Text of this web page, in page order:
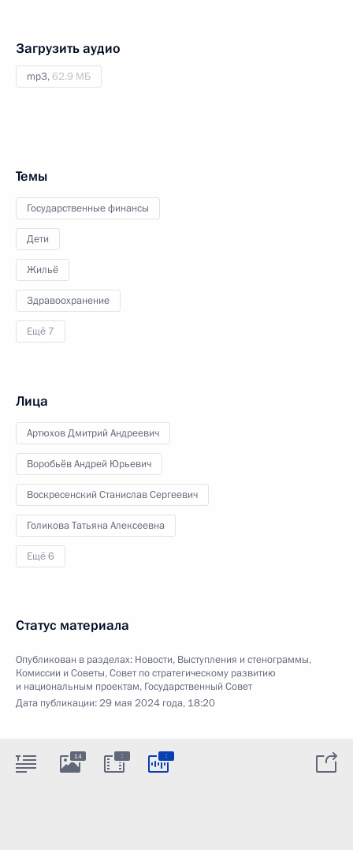
Загрузить аудио
mp3,62.9 МБ
Темы
Государственные финансы
Дети
Жильё
Здравоохранение
Ещё 7
Лица
Артюхов Дмитрий Андреевич
Воробьёв Андрей Юрьевич
Воскресенский Станислав Сергеевич
Голикова Татьяна Алексеевна
Ещё 6
Статус материала
Опубликован в разделах: Новости, Выступления и стенограммы,
Комиссии и Советы,Совет по стратегическому развитию
и национальным проектам, Государственный Совет
Дата публикации:29 мая 2024 года, 18:20
14 : :